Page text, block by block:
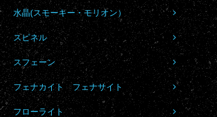
水晶(スモーキー・モリオン）
スピネル
スフェーン
フェナカイト フェナサイト
フローライト